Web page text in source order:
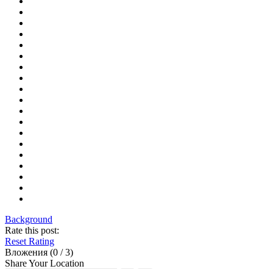
Background
Rate this post:
Reset Rating
Вложения (0 / 3)
Share Your Location